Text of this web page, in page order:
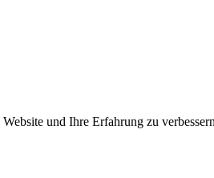
und Ihre Erfahrung zu